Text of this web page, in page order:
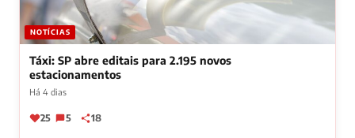
NOTÍCIAS
Táxi: SP abre editais para 2.195 novos
estacionamentos
Há 4 dias
25 5 18